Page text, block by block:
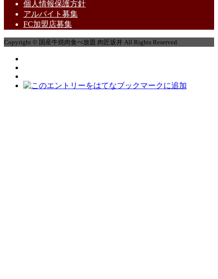
個人情報保護方針
アルバイト募集
FC加盟店募集
Copyright © 国産牛焼肉食べ放題 肉匠坂井 All Rights Reserved.